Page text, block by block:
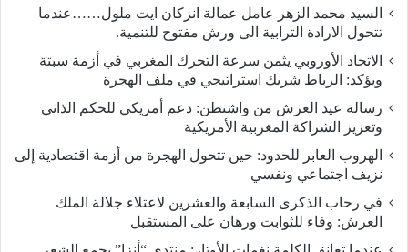
السيد محمد الزهر عامل عمالة انزكان ايت ملول……عندما
تتحول الارادة الترابية الى ورش مفتوح للتنمية.
الاتحاد الأوروبي يثمن سرعة التحرك المغربي في أزمة سبتة
ويؤكد: الرباط شريك استراتيجي في ملف الهجرة
رسالة عيد العرش من واشنطن: دعم أمريكي للحكم الذاتي
وتعزيز الشراكة المغربية الأمريكية
​الهروب العابر للحدود: حين تتحول الهجرة من أزمة اقتصادية إلى
نزيف اجتماعي ونفسي
في رحاب الذكرى السابعة والعشرين لاعتلاء جلالة الملك
العرش: وفاء للثوابت ورهان على المستقبل